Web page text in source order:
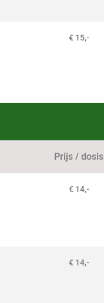
€ 15,-
Prijs / dosis
€ 14,-
€ 14,-